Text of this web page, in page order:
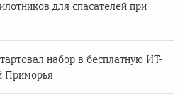
для спасателей при
набор в бесплатную ИТ-
Приморья